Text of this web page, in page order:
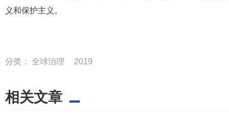
义和保护主义。
分类： 全球治理 2019
相关文章